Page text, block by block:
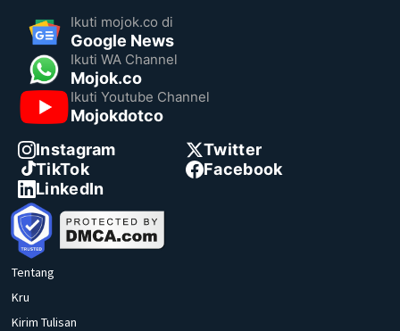
Ikuti mojok.co di
Google News
Ikuti WA Channel
Mojok.co
Ikuti Youtube Channel
Mojokdotco
Instagram
Twitter
TikTok
Facebook
LinkedIn
Tentang
Kru
Kirim Tulisan